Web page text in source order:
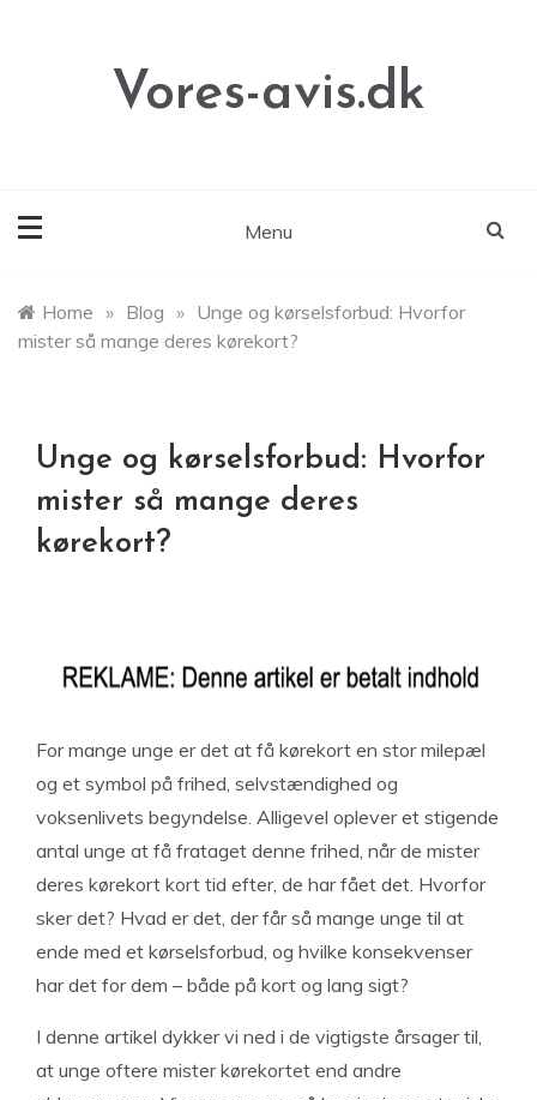
Vores-avis.dk
Menu
Home » Blog » Unge og kørselsforbud: Hvorfor
mister så mange deres kørekort?
Unge og kørselsforbud: Hvorfor
mister så mange deres
kørekort?
For mange unge er det at få kørekort en stor milepæl
og et symbol på frihed, selvstændighed og
voksenlivets begyndelse. Alligevel oplever et stigende
antal unge at få frataget denne frihed, når de mister
deres kørekort kort tid efter, de har fået det. Hvorfor
sker det? Hvad er det, der får så mange unge til at
ende med et kørselsforbud, og hvilke konsekvenser
har det for dem – både på kort og lang sigt?
I denne artikel dykker vi ned i de vigtigste årsager til,
at unge oftere mister kørekortet end andre